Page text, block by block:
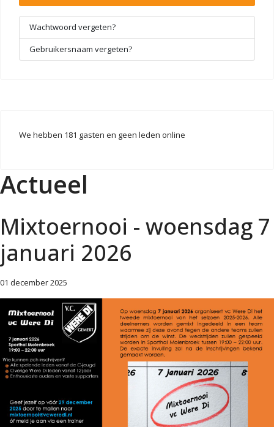
Wachtwoord vergeten?
Gebruikersnaam vergeten?
We hebben 181 gasten en geen leden online
Actueel
Mixtoernooi - woensdag 7
januari 2026
01 december 2025